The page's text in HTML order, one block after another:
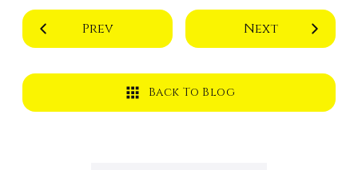
Prev Next
Back To Blog